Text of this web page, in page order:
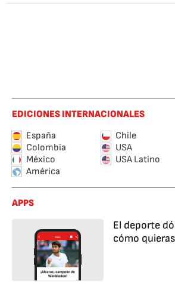
EDICIONES INTERNACIONALES
España
Chile
Colombia
USA
México
USA Latino
América
APPS
El deporte
cómo quieras